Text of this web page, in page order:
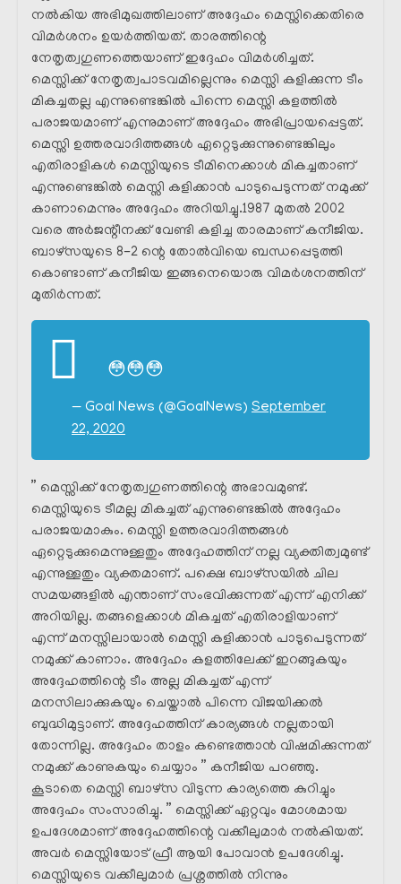
നൽകിയ അഭിമുഖത്തിലാണ് അദ്ദേഹം മെസ്സിക്കെതിരെ
വിമർശനം ഉയർത്തിയത്. താരത്തിന്റെ
നേതൃത്വഗുണത്തെയാണ് ഇദ്ദേഹം വിമർശിച്ചത്.
മെസ്സിക്ക് നേതൃത്വപാടവമില്ലെന്നും മെസ്സി കളിക്കുന്ന ടീം
മികച്ചതല്ല എന്നുണ്ടെങ്കിൽ പിന്നെ മെസ്സി കളത്തിൽ
പരാജയമാണ് എന്നുമാണ് അദ്ദേഹം അഭിപ്രായപ്പെട്ടത്.
മെസ്സി ഉത്തരവാദിത്തങ്ങൾ ഏറ്റെടുക്കുന്നുണ്ടെങ്കിലും
എതിരാളികൾ മെസ്സിയുടെ ടീമിനെക്കാൾ മികച്ചതാണ്
എന്നുണ്ടെങ്കിൽ മെസ്സി കളിക്കാൻ പാടുപെടുന്നത് നമുക്ക്
കാണാമെന്നും അദ്ദേഹം അറിയിച്ചു.1987 മുതൽ 2002
വരെ അർജന്റീനക്ക് വേണ്ടി കളിച്ച താരമാണ് കനീജിയ.
ബാഴ്‌സയുടെ 8-2 ന്റെ തോൽവിയെ ബന്ധപ്പെടുത്തി
കൊണ്ടാണ് കനീജിയ ഇങ്ങനെയൊരു വിമർശനത്തിന്
മുതിർന്നത്.
😳😳😳
— Goal News (@GoalNews) September
22, 2020
” മെസ്സിക്ക് നേതൃത്വഗുണത്തിന്റെ അഭാവമുണ്ട്.
മെസ്സിയുടെ ടീമല്ല മികച്ചത് എന്നുണ്ടെങ്കിൽ അദ്ദേഹം
പരാജയമാകും. മെസ്സി ഉത്തരവാദിത്തങ്ങൾ
ഏറ്റെടുക്കുമെന്നുള്ളതും അദ്ദേഹത്തിന് നല്ല വ്യക്തിത്വമുണ്ട്
എന്നുള്ളതും വ്യക്തമാണ്. പക്ഷെ ബാഴ്‌സയിൽ ചില
സമയങ്ങളിൽ എന്താണ് സംഭവിക്കുന്നത് എന്ന് എനിക്ക്
അറിയില്ല. തങ്ങളെക്കാൾ മികച്ചത് എതിരാളിയാണ്
എന്ന് മനസ്സിലായാൽ മെസ്സി കളിക്കാൻ പാടുപെടുന്നത്
നമുക്ക് കാണാം. അദ്ദേഹം കളത്തിലേക്ക് ഇറങ്ങുകയും
അദ്ദേഹത്തിന്റെ ടീം അല്ല മികച്ചത് എന്ന്
മനസിലാക്കുകയും ചെയ്താൽ പിന്നെ വിജയിക്കൽ
ബുദ്ധിമുട്ടാണ്. അദ്ദേഹത്തിന് കാര്യങ്ങൾ നല്ലതായി
തോന്നില്ല. അദ്ദേഹം താളം കണ്ടെത്താൻ വിഷമിക്കുന്നത്
നമുക്ക് കാണുകയും ചെയ്യാം ” കനീജിയ പറഞ്ഞു.
കൂടാതെ മെസ്സി ബാഴ്‌സ വിടുന്ന കാര്യത്തെ കുറിച്ചും
അദ്ദേഹം സംസാരിച്ചു. ” മെസ്സിക്ക് ഏറ്റവും മോശമായ
ഉപദേശമാണ് അദ്ദേഹത്തിന്റെ വക്കീലുമാർ നൽകിയത്.
അവർ മെസ്സിയോട് ഫ്രീ ആയി പോവാൻ ഉപദേശിച്ചു.
മെസ്സിയുടെ വക്കീലുമാർ പ്രശ്നത്തിൽ നിന്നും